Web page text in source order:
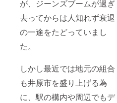
が、ジーンズブームが過ぎ
去ってからは人知れず衰退
の一途をたどっていまし
た。
しかし最近では地元の組合
も井原市を盛り上げる為
に、駅の構内や周辺でもデ